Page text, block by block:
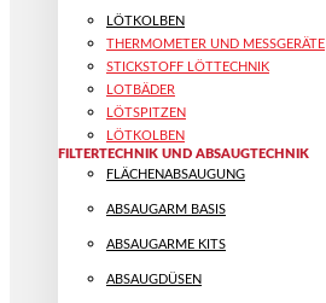
LÖTKOLBEN
THERMOMETER UND MESSGERÄTE
STICKSTOFF LÖTTECHNIK
LOTBÄDER
LÖTSPITZEN
LÖTKOLBEN
FILTERTECHNIK UND ABSAUGTECHNIK
FLÄCHENABSAUGUNG
ABSAUGARM BASIS
ABSAUGARME KITS
ABSAUGDÜSEN